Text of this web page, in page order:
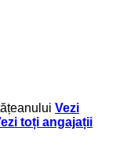
Vezi
toți angajații